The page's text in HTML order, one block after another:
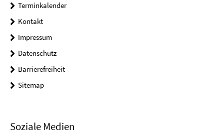
Terminkalender
Kontakt
Impressum
Datenschutz
Barrierefreiheit
Sitemap
Soziale Medien